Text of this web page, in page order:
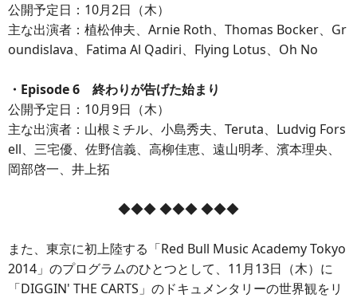
公開予定日：10月2日（木）
主な出演者：植松伸夫、Arnie Roth、Thomas Bocker、Gr
oundislava、Fatima Al Qadiri、Flying Lotus、Oh No
・Episode 6 終わりが告げた始まり
公開予定日：10月9日（木）
主な出演者：山根ミチル、小島秀夫、Teruta、Ludvig Fors
ell、三宅優、佐野信義、高柳佳恵、遠山明孝、濱本理央、
岡部啓一、井上拓
◆◆◆ ◆◆◆ ◆◆◆
また、東京に初上陸する「Red Bull Music Academy Tokyo
2014」のプログラムのひとつとして、11月13日（木）に
「DIGGIN' THE CARTS」のドキュメンタリーの世界観をリ